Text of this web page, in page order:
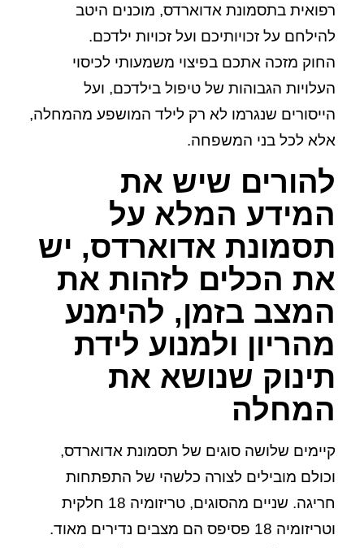
רפואית בתסמונת אדוארדס, מוכנים היטב
להילחם על זכויותיכם ועל זכויות ילדכם.
החוק מזכה אתכם בפיצוי משמעותי לכיסוי
העלויות הגבוהות של טיפול בילדכם, ועל
הייסורים שנגרמו לא רק לילד המושפע מהמחלה,
אלא לכל בני המשפחה.
להורים שיש את
המידע המלא על
תסמונת אדוארדס, יש
את הכלים לזהות את
המצב בזמן, להימנע
מהריון ולמנוע לידת
תינוק שנושא את
המחלה
קיימים שלושה סוגים של תסמונת אדוארדס,
וכולם מובילים לצורה כלשהי של התפתחות
חריגה. שניים מהסוגים, טריזומיה 18 חלקית
וטריזומיה 18 פסיפס הם מצבים נדירים מאוד.